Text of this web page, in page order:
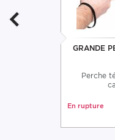
GRANDE
Perche
En rupture